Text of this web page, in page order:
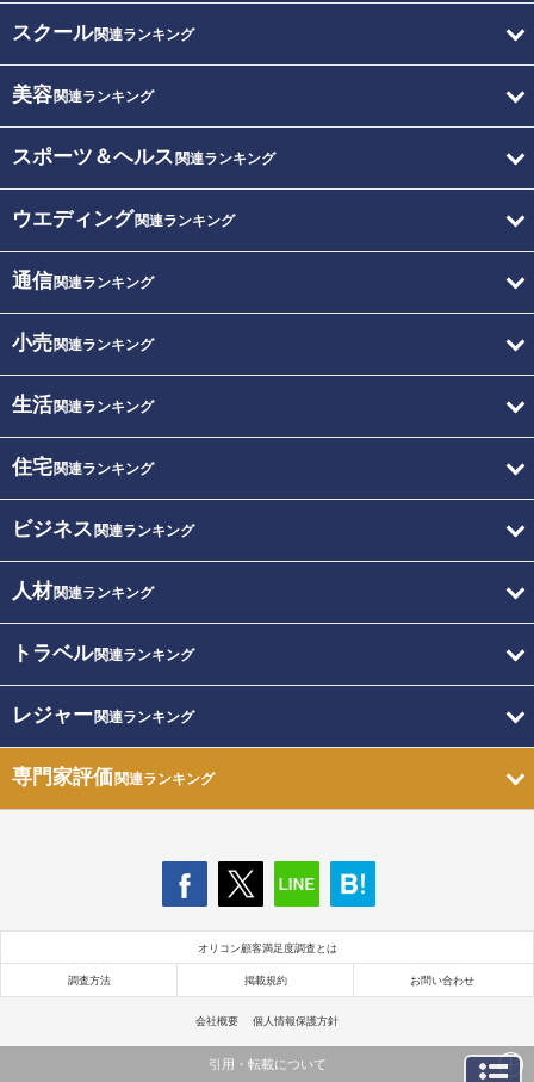
スクール関連ランキング
美容関連ランキング
スポーツ＆ヘルス 関連ランキング
ウエディング関連ランキング
通信関連ランキング
小売関連ランキング
生活関連ランキング
住宅関連ランキング
ビジネス 関連ランキング
人材関連ランキング
トラベル関連ランキング
レジャー関連ランキング
専門家評価関連ランキング
オリコン顧客満足度調査とは
調査方法 掲載規約 お問い合わせ
会社概要 個人情報保護方針
引用・転載について